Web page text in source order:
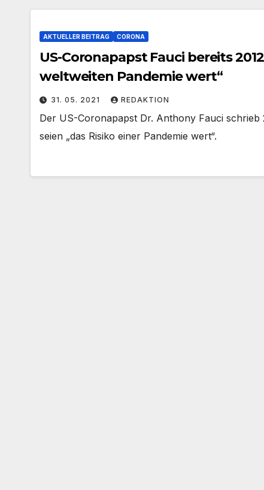
AKTUELLER BEITRAG CORONA
US-Coronapapst Fauci bereits
weltweiten Pandemie wert“
31. 05. 2021 REDAKTION
Der US-Coronapapst Dr. Anthony Fauci
seien „das Risiko einer Pandemie wert“.